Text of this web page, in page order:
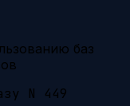
баз
N 449